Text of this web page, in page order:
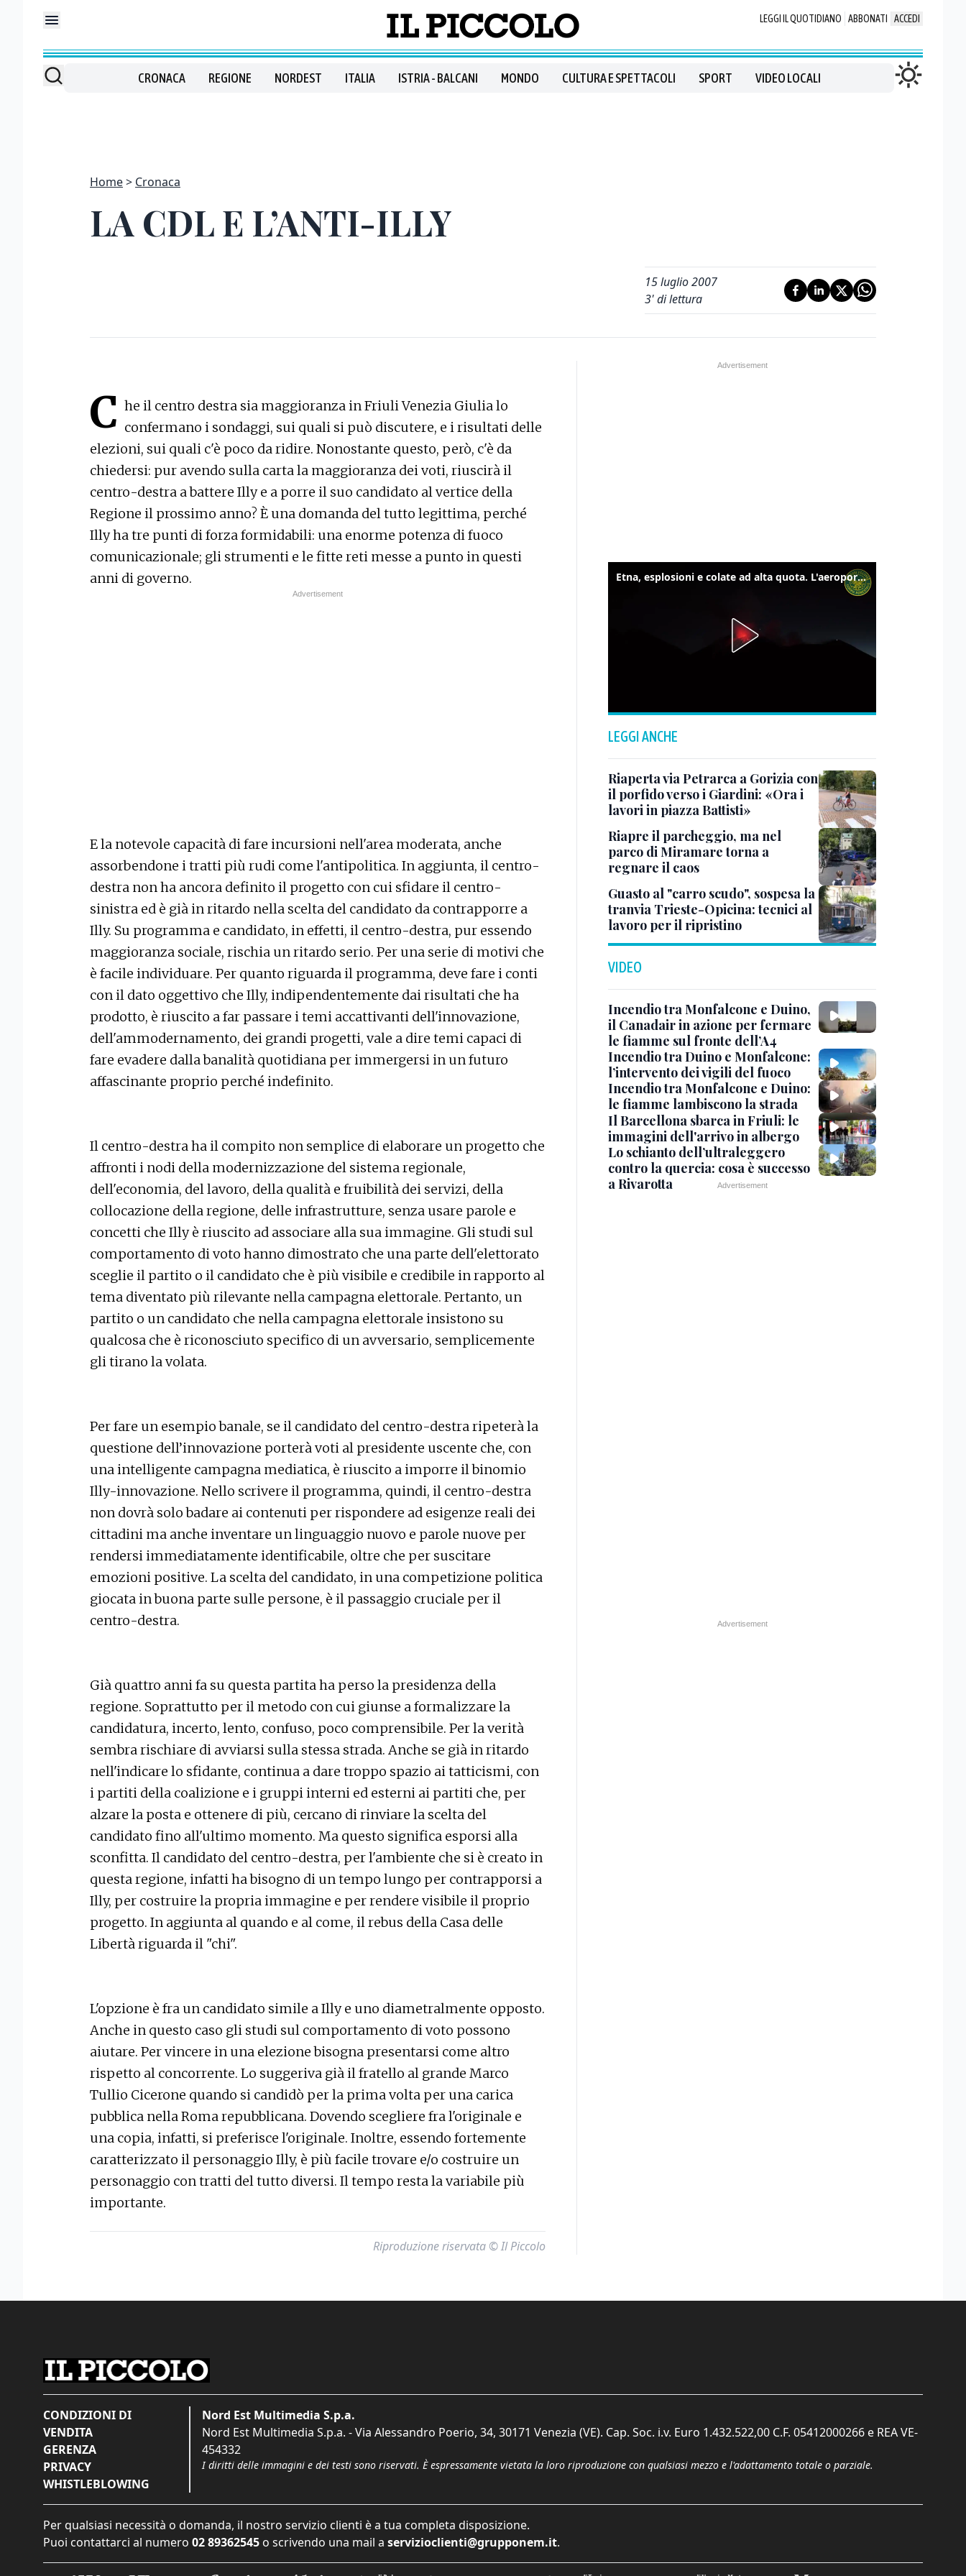
LEGGI IL QUOTIDIANO ABBONATI ACCEDI
CRONACA REGIONE NORDEST ITALIA ISTRIA - BALCANI MONDO CULTURA E SPETTACOLI SPORT VIDEO LOCALI
Home Cronaca
LA CDL E L’ANTI-ILLY
15 luglio 2007
3' di lettura
C he il centro destra sia maggioranza in Friuli Venezia Giulia lo
confermano i sondaggi, sui quali si può discutere, e i risultati delle
elezioni, sui quali c'è poco da ridire. Nonostante questo, però, c'è da
chiedersi: pur avendo sulla carta la maggioranza dei voti, riuscirà il
centro-destra a battere Illy e a porre il suo candidato al vertice della
Regione il prossimo anno? È una domanda del tutto legittima, perché
Illy ha tre punti di forza formidabili: una enorme potenza di fuoco
comunicazionale; gli strumenti e le fitte reti messe a punto in questi
anni di governo.
E la notevole capacità di fare incursioni nell'area moderata, anche
assorbendone i tratti più rudi come l'antipolitica. In aggiunta, il centro-
destra non ha ancora definito il progetto con cui sfidare il centro-
sinistra ed è già in ritardo nella scelta del candidato da contrapporre a
Illy. Su programma e candidato, in effetti, il centro-destra, pur essendo
maggioranza sociale, rischia un ritardo serio. Per una serie di motivi che
è facile individuare. Per quanto riguarda il programma, deve fare i conti
con il dato oggettivo che Illy, indipendentemente dai risultati che ha
prodotto, è riuscito a far passare i temi accattivanti dell'innovazione,
dell'ammodernamento, dei grandi progetti, vale a dire temi capaci di
fare evadere dalla banalità quotidiana per immergersi in un futuro
affascinante proprio perché indefinito.
Il centro-destra ha il compito non semplice di elaborare un progetto che
affronti i nodi della modernizzazione del sistema regionale,
dell'economia, del lavoro, della qualità e fruibilità dei servizi, della
collocazione della regione, delle infrastrutture, senza usare parole e
concetti che Illy è riuscito ad associare alla sua immagine. Gli studi sul
comportamento di voto hanno dimostrato che una parte dell'elettorato
sceglie il partito o il candidato che è più visibile e credibile in rapporto al
tema diventato più rilevante nella campagna elettorale. Pertanto, un
partito o un candidato che nella campagna elettorale insistono su
qualcosa che è riconosciuto specifico di un avversario, semplicemente
gli tirano la volata.
Per fare un esempio banale, se il candidato del centro-destra ripeterà la
questione dell’innovazione porterà voti al presidente uscente che, con
una intelligente campagna mediatica, è riuscito a imporre il binomio
Illy-innovazione. Nello scrivere il programma, quindi, il centro-destra
non dovrà solo badare ai contenuti per rispondere ad esigenze reali dei
cittadini ma anche inventare un linguaggio nuovo e parole nuove per
rendersi immediatamente identificabile, oltre che per suscitare
emozioni positive. La scelta del candidato, in una competizione politica
giocata in buona parte sulle persone, è il passaggio cruciale per il
centro-destra.
Già quattro anni fa su questa partita ha perso la presidenza della
regione. Soprattutto per il metodo con cui giunse a formalizzare la
candidatura, incerto, lento, confuso, poco comprensibile. Per la verità
sembra rischiare di avviarsi sulla stessa strada. Anche se già in ritardo
nell'indicare lo sfidante, continua a dare troppo spazio ai tatticismi, con
i partiti della coalizione e i gruppi interni ed esterni ai partiti che, per
alzare la posta e ottenere di più, cercano di rinviare la scelta del
candidato fino all'ultimo momento. Ma questo significa esporsi alla
sconfitta. Il candidato del centro-destra, per l'ambiente che si è creato in
questa regione, infatti ha bisogno di un tempo lungo per contrapporsi a
Illy, per costruire la propria immagine e per rendere visibile il proprio
progetto. In aggiunta al quando e al come, il rebus della Casa delle
Libertà riguarda il "chi".
L'opzione è fra un candidato simile a Illy e uno diametralmente opposto.
Anche in questo caso gli studi sul comportamento di voto possono
aiutare. Per vincere in una elezione bisogna presentarsi come altro
rispetto al concorrente. Lo suggeriva già il fratello al grande Marco
Tullio Cicerone quando si candidò per la prima volta per una carica
pubblica nella Roma repubblicana. Dovendo scegliere fra l'originale e
una copia, infatti, si preferisce l'originale. Inoltre, essendo fortemente
caratterizzato il personaggio Illy, è più facile trovare e/o costruire un
personaggio con tratti del tutto diversi. Il tempo resta la variabile più
importante.
Riproduzione riservata © Il Piccolo
Etna, esplosioni e colate ad alta quota. L'aeroporto di Catania verso la normalità
LEGGI ANCHE
Riaperta via Petrarca a Gorizia con
il porfido verso i Giardini: «Ora i
lavori in piazza Battisti»
Riapre il parcheggio, ma nel
parco di Miramare torna a
regnare il caos
Guasto al "carro scudo", sospesa la
tranvia Trieste-Opicina: tecnici al
lavoro per il ripristino
VIDEO
Incendio tra Monfalcone e Duino,
il Canadair in azione per fermare
le fiamme sul fronte dell’A4
Incendio tra Duino e Monfalcone:
l’intervento dei vigili del fuoco
Incendio tra Monfalcone e Duino:
le fiamme lambiscono la strada
Il Barcellona sbarca in Friuli: le
immagini dell'arrivo in albergo
Lo schianto dell’ultraleggero
contro la quercia: cosa è successo
a Rivarotta
CONDIZIONI DI
VENDITA
GERENZA
PRIVACY
WHISTLEBLOWING
Nord Est Multimedia S.p.a.
Nord Est Multimedia S.p.a. - Via Alessandro Poerio, 34, 30171 Venezia (VE). Cap. Soc. i.v. Euro 1.432.522,00 C.F. 05412000266 e REA VE-
454332
I diritti delle immagini e dei testi sono riservati. È espressamente vietata la loro riproduzione con qualsiasi mezzo e l'adattamento totale o parziale.
Per qualsiasi necessità o domanda, il nostro servizio clienti è a tua completa disposizione.
Puoi contattarci al numero 02 89362545 o scrivendo una mail a servizioclienti@grupponem.it.